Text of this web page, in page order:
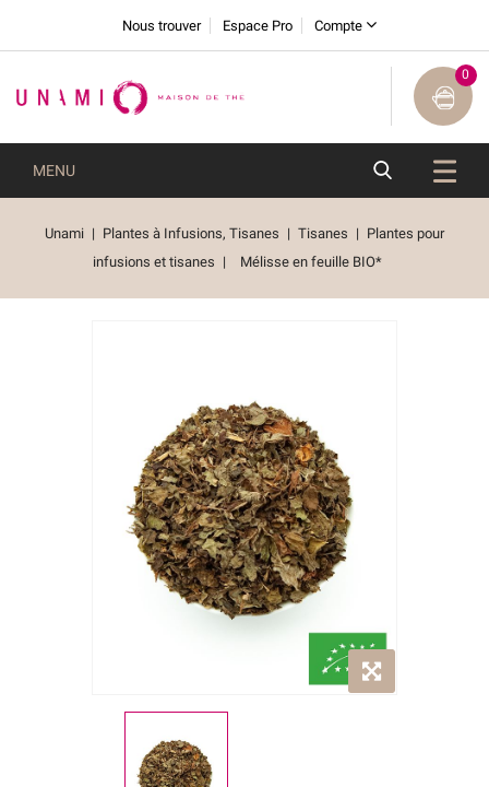
Nous trouver Espace Pro Compte
0
MENU
Unami Plantes à Infusions, Tisanes Tisanes
Plantes pour
infusions et tisanes
Mélisse en feuille BIO*